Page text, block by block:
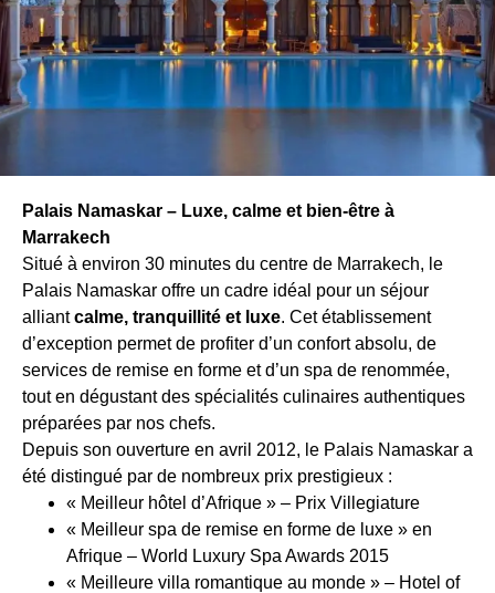
Palais Namaskar – Luxe, calme et bien-être à
Marrakech
Situé à environ 30 minutes du centre de Marrakech, le
Palais Namaskar offre un cadre idéal pour un séjour
alliantcalme, tranquillité et luxe. Cet établissement
d’exception permet de profiter d’un confort absolu, de
services de remise en forme et d’un spa de renommée,
tout en dégustant des spécialités culinaires authentiques
préparées par nos chefs.
Depuis son ouverture en avril 2012, le Palais Namaskar a
été distingué par de nombreux prix prestigieux :
« Meilleur hôtel d’Afrique » – Prix Villegiature
« Meilleur spa de remise en forme de luxe » en
Afrique – World Luxury Spa Awards 2015
« Meilleure villa romantique au monde » – Hotel of